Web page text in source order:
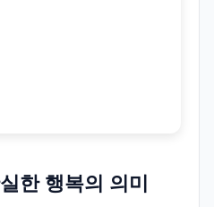
한 행복의 의미